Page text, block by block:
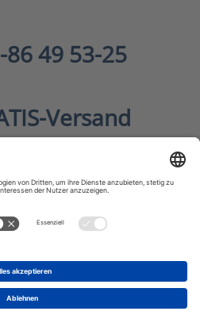
86 49 53-25
-Versand
dank SSL
inkl. MwSt., zzgl.Versandkosten